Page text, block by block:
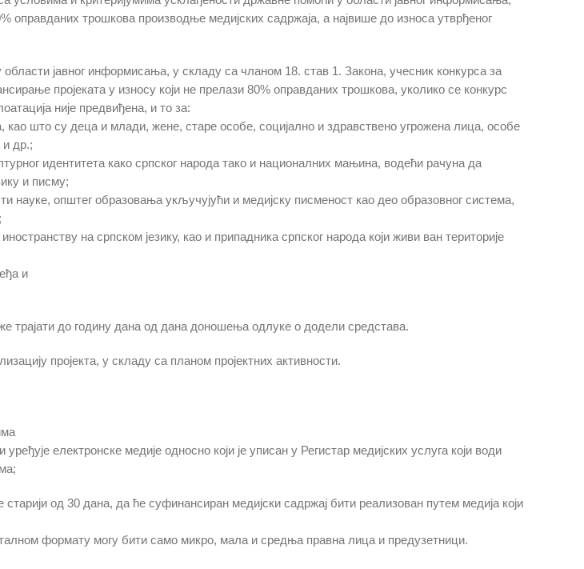
оправданих трошкова производње медијских садржаја, а највише до износа утврђеног
јавног информисања, у складу са чланом 18. став 1. Закона, учесник конкурса за
пројеката у износу који не прелази 80% оправданих трошкова, уколико се конкурс
није предвиђена, и то за:
што су деца и млади, жене, старе особе, социјално и здравствено угрожена лица, особе
и др.;
идентитета како српског народа тако и националних мањина, водећи рачуна да
и писму;
општег образовања укључујући и медијску писменост као део образовног система,
на српском језику, као и припадника српског народа који живи ван територије
и
трајати до годину дана од дана доношења одлуке о додели средстава.
пројекта, у складу са планом пројектних активности.
електронске медије односно који је уписан у Регистар медијских услуга који води
од 30 дана, да ће суфинансиран медијски садржај бити реализован путем медија који
формату могу бити само микро, мала и средња правна лица и предузетници.